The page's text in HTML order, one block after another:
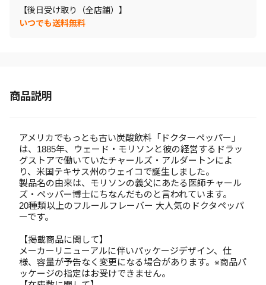
【後日受け取り（全店舗）】
いつでも送料無料
商品説明
アメリカでもっとも古い炭酸飲料「ドクターペッパー」
は、1885年、ウェード・モリソンと彼の経営するドラッ
グストアで働いていたチャールズ・アルダートンによ
り、米国テキサス州のウェイコで誕生しました。
製品名の由来は、モリソンの義父にあたる医師チャール
ズ・ペッパー博士にちなんだものと言われています。
20種類以上のフルールフレーバー 大人気のドクタペッパ
ーです。
【掲載商品に関して】
メーカーリニューアルに伴いパッケージデザイン、仕
様、容量が予告なく変更になる場合があります。※商品パ
ッケージの指定はお受けできません。